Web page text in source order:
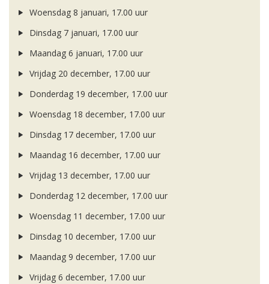
Woensdag 8 januari, 17.00 uur
Dinsdag 7 januari, 17.00 uur
Maandag 6 januari, 17.00 uur
Vrijdag 20 december, 17.00 uur
Donderdag 19 december, 17.00 uur
Woensdag 18 december, 17.00 uur
Dinsdag 17 december, 17.00 uur
Maandag 16 december, 17.00 uur
Vrijdag 13 december, 17.00 uur
Donderdag 12 december, 17.00 uur
Woensdag 11 december, 17.00 uur
Dinsdag 10 december, 17.00 uur
Maandag 9 december, 17.00 uur
Vrijdag 6 december, 17.00 uur